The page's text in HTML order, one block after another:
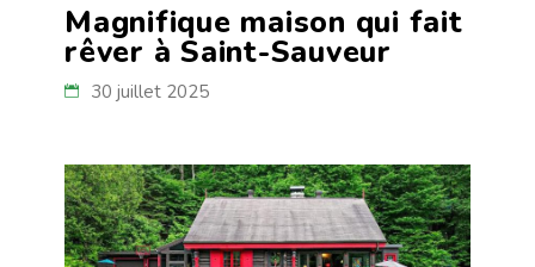
Magnifique maison qui fait
rêver à Saint-Sauveur
30 juillet 2025